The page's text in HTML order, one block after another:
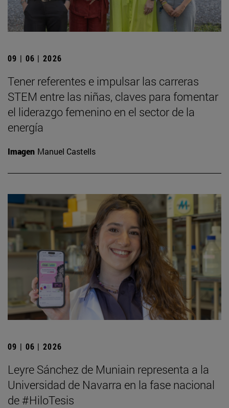
09 | 06 | 2026
Tener referentes e impulsar las carreras
STEM entre las niñas, claves para fomentar
el liderazgo femenino en el sector de la
energía
Imagen Manuel Castells
09 | 06 | 2026
Leyre Sánchez de Muniain representa a la
Universidad de Navarra en la fase nacional
de #HiloTesis